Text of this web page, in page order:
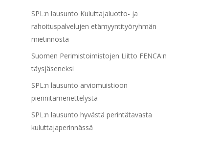
SPL:n lausunto Kuluttajaluotto- ja
rahoituspalvelujen etämyyntityöryhmän
mietinnöstä
Suomen Perimistoimistojen Liitto FENCA:n
täysjäseneksi
SPL:n lausunto arviomuistioon
pienriitamenettelystä
SPL:n lausunto hyvästä perintätavasta
kuluttajaperinnässä